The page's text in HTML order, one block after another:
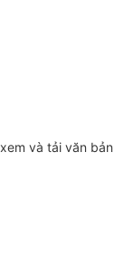
và tải văn bản